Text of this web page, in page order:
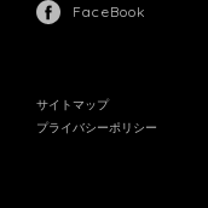
FaceBook
サイトマップ
プライバシーポリシー